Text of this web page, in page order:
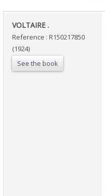
‎VOLTAIRE .‎
Reference : R150217850
(1924)
See the book